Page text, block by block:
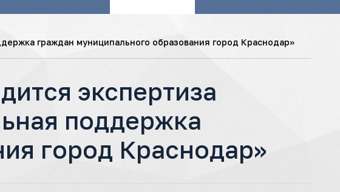
граждан муниципального образования город Краснодар»
экспертиза
поддержка
город Краснодар»